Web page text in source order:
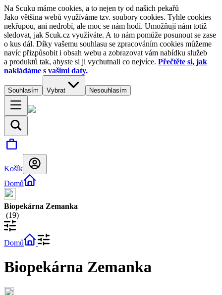
Na Scuku máme cookies, a to nejen ty od našich pekařů
Jako většina webů využíváme tzv. soubory cookies. Tyhle cookies
nekřupou, ani nedrobí, ale moc se nám hodí. Umožňují nám totiž
sledovat, jak Scuk.cz využíváte. A to nám pomůže posunout se zase
o kus dál. Díky vašemu souhlasu se zpracováním cookies můžeme
navíc přizpůsobit i obsah webu a zobrazovat vám nabídku služeb
a produktů tak, abyste si ji vychutnali co nejvíce. Přečtěte si, jak
nakládáme s vašimi daty.
Souhlasím Vybrat Nesouhlasím
Košík
Domů
Biopekárna Zemanka
(19)
Domů
Biopekárna Zemanka